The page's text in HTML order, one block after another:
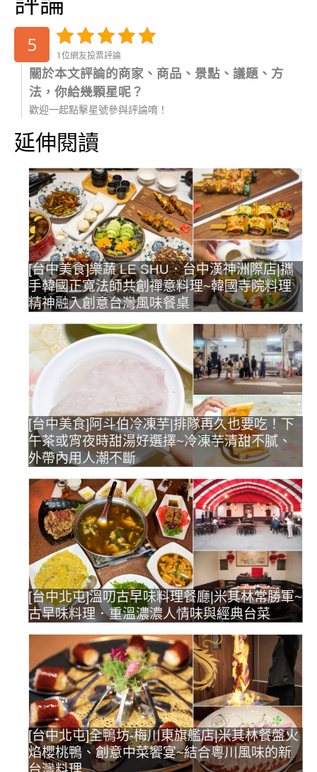
5 1位網友投票評論
關於本文評論的商家、商品、景點、議題、方
法，你給幾顆星呢？
歡迎一起點擊星號參與評論唷！
延伸閱讀
[台中美食]樂蔬 LE SHU．台中漢神洲際店|攜
手韓國正寬法師共創禪意料理~韓國寺院料理
精神融入創意台灣風味餐桌
[台中美食]阿斗伯冷凍芋|排隊再久也要吃！下
午茶或宵夜時甜湯好選擇~冷凍芋清甜不膩、
外帶內用人潮不斷
[台中北屯]溫叨古早味料理餐廳|米其林常勝軍~
古早味料理．重溫濃濃人情味與經典台菜
[台中北屯]全鴨坊-梅川東旗艦店|米其林餐盤火
焰櫻桃鴨、創意中菜饗宴~結合粵川風味的新